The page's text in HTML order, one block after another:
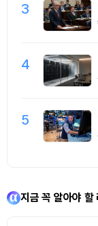
3
4
5
지금 꼭 알아야 할